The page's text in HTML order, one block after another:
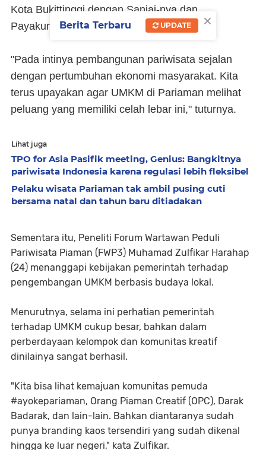
Kota Bukittinggi dengan Sanjai-nya dan
Payakumbuh dengan Gelamai-nya.
"Pada intinya pembangunan pariwisata sejalan
dengan pertumbuhan ekonomi masyarakat. Kita
terus upayakan agar UMKM di Pariaman melihat
peluang yang memiliki celah lebar ini," tuturnya.
Lihat juga
TPO for Asia Pasifik meeting, Genius: Bangkitnya
pariwisata Indonesia karena regulasi lebih fleksibel
Pelaku wisata Pariaman tak ambil pusing cuti
bersama natal dan tahun baru ditiadakan
Sementara itu, Peneliti Forum Wartawan Peduli
Pariwisata Piaman (FWP3) Muhamad Zulfikar Harahap
(24) menanggapi kebijakan pemerintah terhadap
pengembangan UMKM berbasis budaya lokal.
Menurutnya, selama ini perhatian pemerintah
terhadap UMKM cukup besar, bahkan dalam
perberdayaan kelompok dan komunitas kreatif
dinilainya sangat berhasil.
"Kita bisa lihat kemajuan komunitas pemuda
#ayokepariaman, Orang Piaman Creatif (OPC), Darak
Badarak, dan lain-lain. Bahkan diantaranya sudah
punya branding kaos tersendiri yang sudah dikenal
hingga ke luar negeri," kata Zulfikar.
×
Berita Terbaru UPDATE